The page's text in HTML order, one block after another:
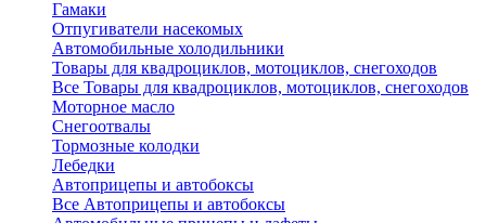
Гамаки
Отпугиватели насекомых
Автомобильные холодильники
Товары для квадроциклов, мотоциклов, снегоходов
Все Товары для квадроциклов, мотоциклов, снегоходов
Моторное масло
Снегоотвалы
Тормозные колодки
Лебедки
Автоприцепы и автобоксы
Все Автоприцепы и автобоксы